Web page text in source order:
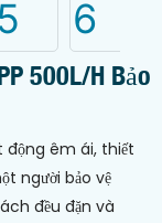
500L/h Bảo
động êm ái, thiết
người bảo vệ
đều đặn và